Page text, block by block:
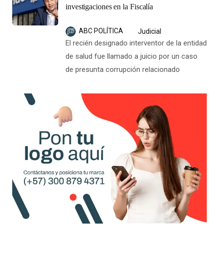
investigaciones en la Fiscalía
ABC POLÍTICA Judicial
El recién designado interventor de la entidad
de salud fue llamado a juicio por un caso
de presunta corrupción relacionado